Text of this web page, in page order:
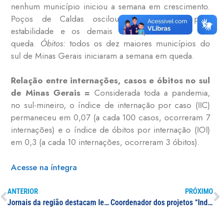
nenhum município iniciou a semana em crescimento.
Poços de Caldas oscilou de diminuição para
estabilidade e os demais municípios ficaram em
queda. Óbitos: todos os dez maiores municípios do
sul de Minas Gerais iniciaram a semana em queda.
Relação entre internações, casos e óbitos no sul
de Minas Gerais = Considerada toda a pandemia,
no sul-mineiro, o índice de internação por caso (IIC)
permaneceu em 0,07 (a cada 100 casos, ocorreram 7
internações) e o índice de óbitos por internação (IOI)
em 0,3 (a cada 10 internações, ocorreram 3 óbitos).
Acesse na íntegra
ANTERIOR
Jornais da região destacam levantamento feito por pesquisadores da UNIFAL-MG sobre insegurança alimentar na pandemia
PRÓXIMO
Coordenador dos projetos “Indcovid” e “Infocovid” é entrevistado sobre Biossegurança e retorno às atividades presenciais pelo canal TV IFSULDEMINAS